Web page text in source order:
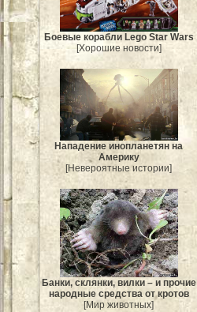
Боевые корабли Lego Star Wars
[Хорошие новости]
Нападение инопланетян на
Америку
[Невероятные истории]
Банки, склянки, вилки – и прочие
народные средства от кротов
[Мир животных]